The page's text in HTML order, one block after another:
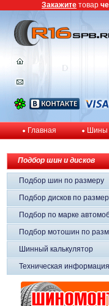
Главная Шины
Подбор шин и дисков
Подбор шин по размеру
Подбор дисков по
Подбор по марке
Подбор мотошин по
Шинный калькулятор
Техническая информация
Закажите товар